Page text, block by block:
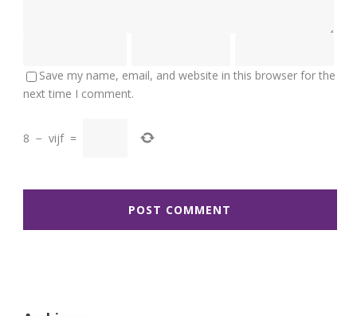
Save my name, email, and website in this browser for the
next time I comment.
8 − vijf =